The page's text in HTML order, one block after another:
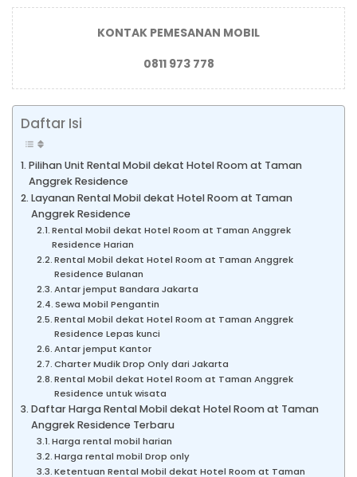
KONTAK PEMESANAN MOBIL
0811 973 778
Daftar Isi
Pilihan Unit Rental Mobil dekat Hotel Room at Taman
Anggrek Residence
Layanan Rental Mobil dekat Hotel Room at Taman
Anggrek Residence
Rental Mobil dekat Hotel Room at Taman Anggrek
Residence Harian
Rental Mobil dekat Hotel Room at Taman Anggrek
Residence Bulanan
Antar jemput Bandara Jakarta
Sewa Mobil Pengantin
Rental Mobil dekat Hotel Room at Taman Anggrek
Residence Lepas kunci
Antar jemput Kantor
Charter Mudik Drop Only dari Jakarta
Rental Mobil dekat Hotel Room at Taman Anggrek
Residence untuk wisata
Daftar Harga Rental Mobil dekat Hotel Room at Taman
Anggrek Residence Terbaru
Harga rental mobil harian
Harga rental mobil Drop only
Ketentuan Rental Mobil dekat Hotel Room at Taman